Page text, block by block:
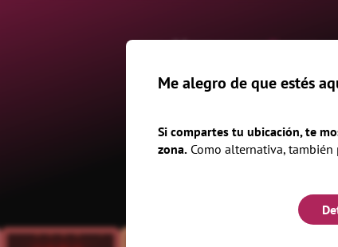
Home Eventos
mañana
Me alegro de que estés
Si compartes tu ubicación, te
zona. Como alternativa,